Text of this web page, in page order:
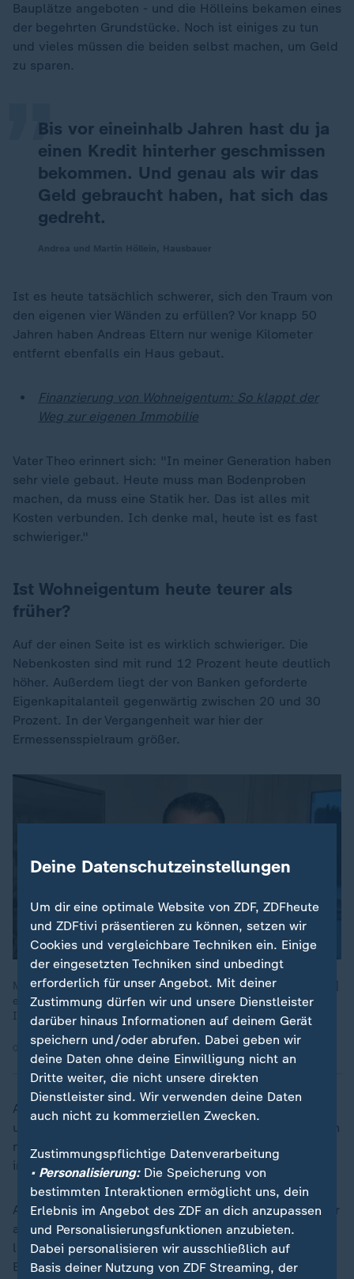
Bauplätze angeboten - und die Hölleins bekamen eines
der begehrten Grundstücke. Noch ist einiges zu tun
und vieles müssen die beiden selbst machen, um Geld
zu sparen.
Bis vor eineinhalb Jahren hast du ja
einen Kredit hinterher geschmissen
bekommen. Und genau als wir das
Geld gebraucht haben, hat sich das
gedreht.
„
Ist es heute tatsächlich schwerer, sich den Traum von
den eigenen vier Wänden zu erfüllen? Vor knapp 50
Jahren haben Andreas Eltern nur wenige Kilometer
entfernt ebenfalls ein Haus gebaut.
Finanzierung von Wohneigentum: So klappt der
Weg zur eigenen Immobilie
Vater Theo erinnert sich: "In meiner Generation haben
sehr viele gebaut. Heute muss man Bodenproben
machen, da muss eine Statik her. Das ist alles mit
Kosten verbunden. Ich denke mal, heute ist es fast
schwieriger."
Ist Wohneigentum heute teurer als
früher?
Auf der einen Seite ist es wirklich schwieriger. Die
Nebenkosten sind mit rund 12 Prozent heute deutlich
höher. Außerdem liegt der von Banken geforderte
Eigenkapitalanteil gegenwärtig zwischen 20 und 30
Prozent. In der Vergangenheit war hier der
Ermessensspielraum größer.
Man müsse dafür sorgen, dass "wir in den Ballungszentren [...]
einfach mehr Wohnraum schaffen", erklärt Jonas Zdrzalek vom
Institut für Weltwirtschaft in Kiel.
08.08.2024 | 5:08 min
Auch die Bauanforderungen waren früher weniger
umfangreich und Kosten für entsprechende Materialien
niedriger. So hat sich etwa der Preis für Baukies allein
in den letzten zehn Jahren verdoppelt.
Auf der anderen Seite sind einige Kosten auch geringer
als früher - etwa die Zinsen auf Immobilienkredite. Die
liegen heute bei drei bis vier Prozent, beliefen sich
Ende der 80er Jahre auf etwa neun Prozent. Und auch
Deine Datenschutzeinstellungen
Um dir eine optimale Website von ZDF, ZDFheute
und ZDFtivi präsentieren zu können, setzen wir
Cookies und vergleichbare Techniken ein. Einige
der eingesetzten Techniken sind unbedingt
erforderlich für unser Angebot. Mit deiner
Zustimmung dürfen wir und unsere Dienstleister
darüber hinaus Informationen auf deinem Gerät
speichern und/oder abrufen. Dabei geben wir
deine Daten ohne deine Einwilligung nicht an
Dritte weiter, die nicht unsere direkten
Dienstleister sind. Wir verwenden deine Daten
auch nicht zu kommerziellen Zwecken.
Zustimmungspflichtige Datenverarbeitung
• Personalisierung:Die Speicherung von
bestimmten Interaktionen ermöglicht uns, dein
Erlebnis im Angebot des ZDF an dich anzupassen
und Personalisierungsfunktionen anzubieten.
Dabei personalisieren wir ausschließlich auf
Basis deiner Nutzung von ZDF Streaming, der